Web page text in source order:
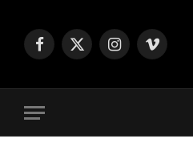
Facebook
X
Instagram
Vimeo